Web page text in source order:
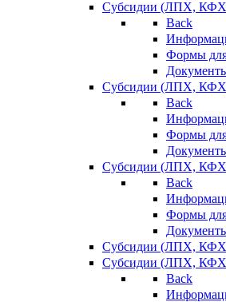
Субсидии (ЛПХ,
Back
Формы
Субсидии (ЛПХ,
Back
Формы
Субсидии (ЛПХ,
Back
Формы
Субсидии (ЛПХ,
Субсидии (ЛПХ,
Back